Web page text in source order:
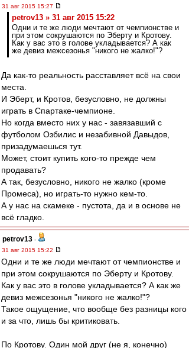
31 авг 2015 15:27
petrov13 » 31 авг 2015 15:22
Одни и те же люди мечтают от чемпионстве и
при этом сокрушаются по Эберту и Кротову.
Как у вас это в голове укладывается? А как
же девиз межсезонья "никого не жалко!"?
Да как-то реальность расставляет всё на свои
места.
И Эберт, и Кротов, безусловно, не должны
играть в Спартаке-чемпионе.
Но когда вместо них у нас - завязавший с
футболом Озбилис и незабивной Давыдов,
призадумаешься тут.
Может, стоит купить кого-то прежде чем
продавать?
А так, безусловно, никого не жалко (кроме
Промеса), но играть-то нужно кем-то.
А у нас на скамеке - пустота, да и в основе не
всё гладко.
petrov13 -
31 авг 2015 15:22
Одни и те же люди мечтают от чемпионстве и
при этом сокрушаются по Эберту и Кротову.
Как у вас это в голове укладывается? А как же
девиз межсезонья "никого не жалко!"?
Такое ощущение, что вообще без разницы кого
и за что, лишь бы критиковать.
По Кротову. Один мой друг (не я, конечно)